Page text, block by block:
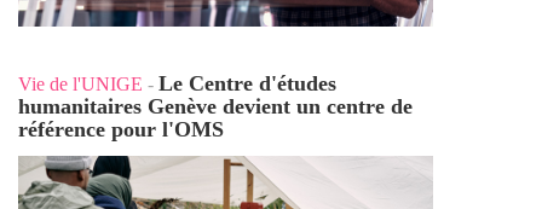
Vie de l'UNIGE - Le Centre d'études
humanitaires Genève devient un centre de
référence pour l'OMS